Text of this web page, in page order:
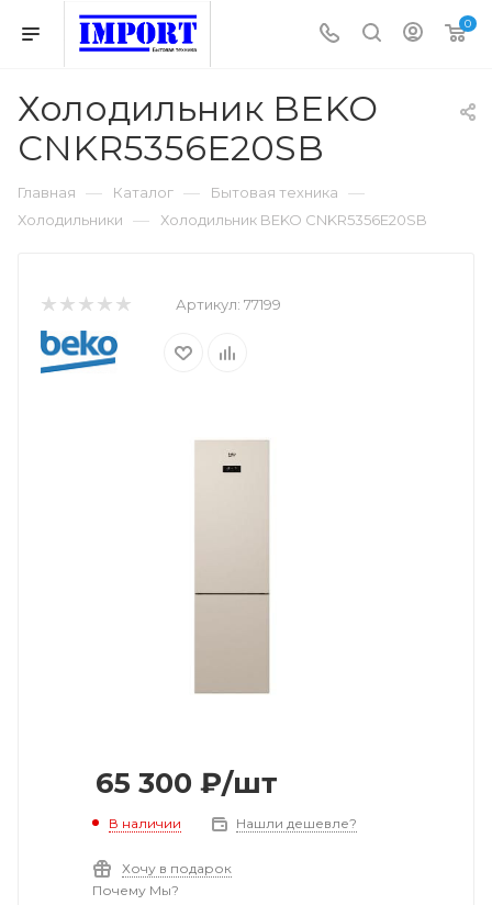
0
Холодильник BEKO
CNKR5356E20SB
Главная — Каталог — Бытовая техника —
Холодильники — Холодильник BEKO CNKR5356E20SB
Артикул: 77199
65 300 ₽/шт
В наличии Нашли дешевле?
Хочу в подарок
Почему Мы?